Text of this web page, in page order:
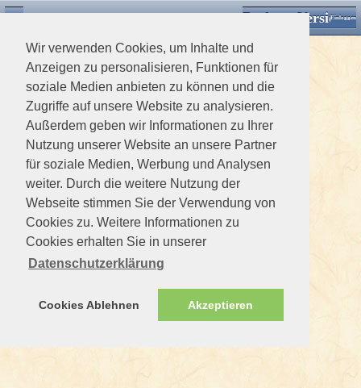
Wir verwenden Cookies, um Inhalte und
Anzeigen zu personalisieren, Funktionen für
soziale Medien anbieten zu können und die
Zugriffe auf unsere Website zu analysieren.
Außerdem geben wir Informationen zu Ihrer
Nutzung unserer Website an unsere Partner
für soziale Medien, Werbung und Analysen
weiter. Durch die weitere Nutzung der
Webseite stimmen Sie der Verwendung von
Cookies zu. Weitere Informationen zu
Cookies erhalten Sie in unserer
Datenschutzerklärung
Cookies Ablehnen Akzeptieren
Desktop VersionEinloggen